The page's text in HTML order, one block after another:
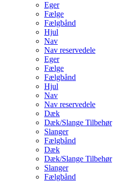
Eger
Fælge
Fælgbånd
Hjul
Nav
Nav reservedele
Eger
Fælge
Fælgbånd
Hjul
Nav
Nav reservedele
Dæk
Dæk/Slange Tilbehør
Slanger
Fælgbånd
Dæk
Dæk/Slange Tilbehør
Slanger
Fælgbånd